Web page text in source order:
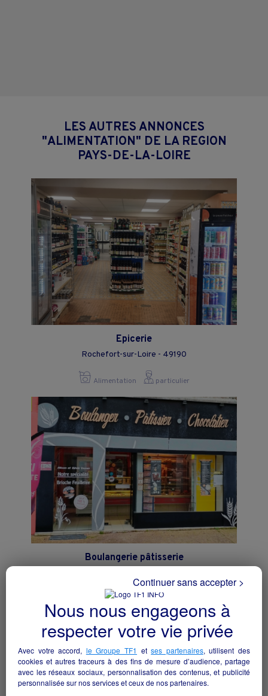
LES AUTRES ANNONCES
"ALIMENTATION" DE LA REGION
PAYS-DE-LA-LOIRE
Epicerie
Rochefort-sur-Loire - 49190
Alimentation particulier
Boulangerie pâtisserie
Alimentation particulier
Nous nous engageons à
respecter votre vie privée
Avec votre accord, le Groupe TF1 etses partenaires, utilisent des
cookies et autres traceurs à des fins de mesure d’audience, partage
avec les réseaux sociaux, personnalisation des contenus, et publicité
personnalisée sur nos services et ceux de nos partenaires.
Continuer sans accepter >